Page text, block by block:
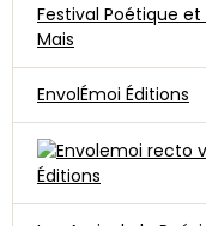
Festival Poétique et
Mais
EnvolÉmoi Éditions
Éditions